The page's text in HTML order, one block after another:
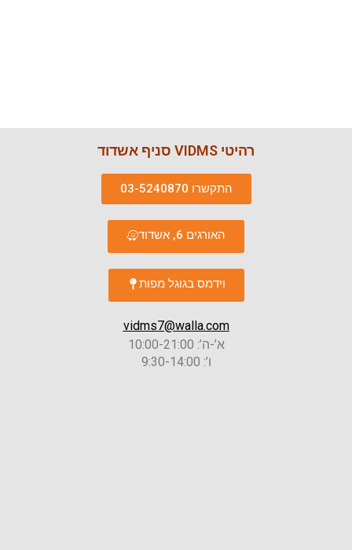
רהיטי VIDMS סניף אשדוד
התקשרו 03-5240870
האורגים 6, אשדוד
וידמס בגוגל מפות
vidms7@walla.com
א’-ה’: 10:00-21:00
ו’: 9:30-14:00